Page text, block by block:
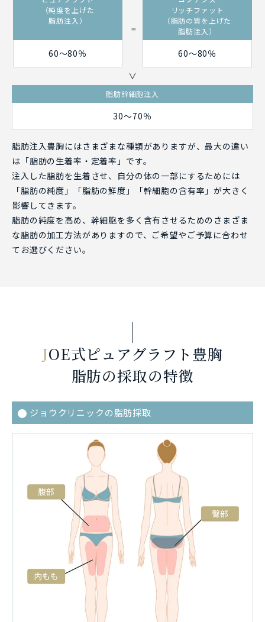
（純度を上げた
脂肪注入）
60～80％
リッチファット
（脂肪の質を上げた
脂肪注入）
60～80％
脂肪幹細胞注入
30～70％
脂肪注入豊胸にはさまざまな種類がありますが、最大の違い
は「脂肪の生着率・定着率」です。
注入した脂肪を生着させ、自分の体の一部にするためには
「脂肪の純度」「脂肪の鮮度」「幹細胞の含有率」が大きく
影響してきます。
脂肪の純度を高め、幹細胞を多く含有させるためのさまざま
な脂肪の加工方法がありますので、ご希望やご予算に合わせ
てお選びください。
JOE式ピュアグラフト豊胸
脂肪の採取の特徴
ジョウクリニックの脂肪採取